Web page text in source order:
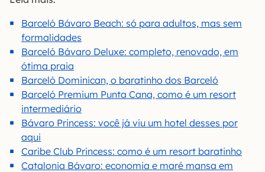
Barceló Bávaro Beach: só para adultos, mas sem
formalidades
Barceló Bávaro Deluxe: completo, renovado, em
ótima praia
Barceló Dominican, o baratinho dos Barceló
Barceló Premium Punta Cana, como é um resort
intermediário
Bávaro Princess: você já viu um hotel desses por
aqui
Caribe Club Princess: como é um resort baratinho
Catalonia Bávaro: economia e maré mansa em